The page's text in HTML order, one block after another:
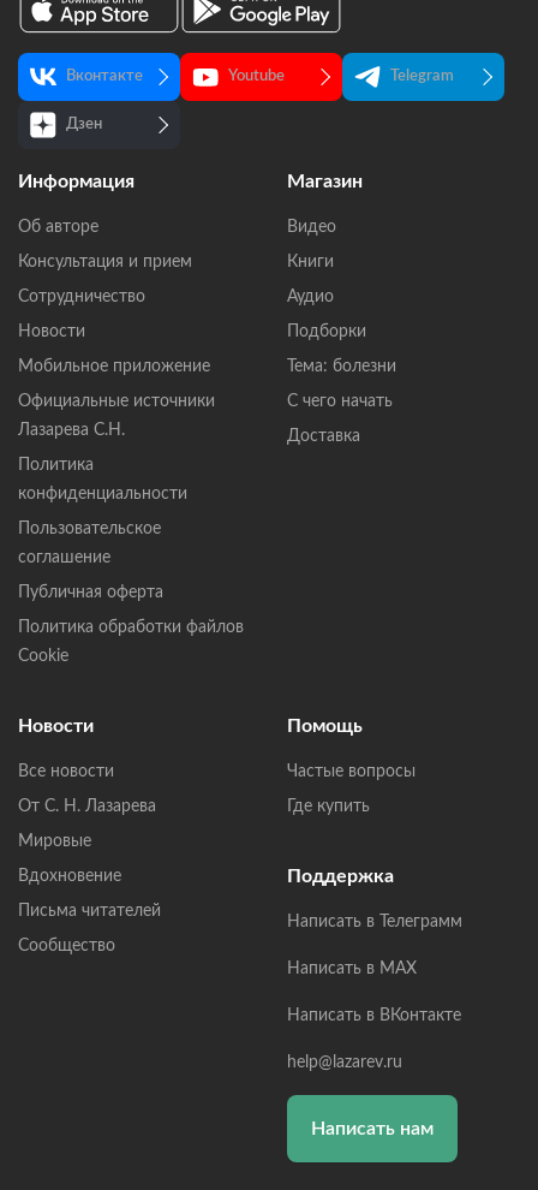
Вконтакте Youtube Telegram
Дзен
Информация
Об авторе
Консультация и прием
Сотрудничество
Новости
Мобильное приложение
Официальные источники
Лазарева С.Н.
Политика
конфиденциальности
Пользовательское
соглашение
Публичная оферта
Политика обработки файлов
Cookie
Магазин
Видео
Книги
Аудио
Подборки
Тема: болезни
С чего начать
Доставка
Новости
Все новости
От С. Н. Лазарева
Мировые
Вдохновение
Письма читателей
Сообщество
Помощь
Частые вопросы
Где купить
Поддержка
Написать в Телеграмм
Написать в MAX
Написать в ВКонтакте
help@lazarev.ru
Написать нам